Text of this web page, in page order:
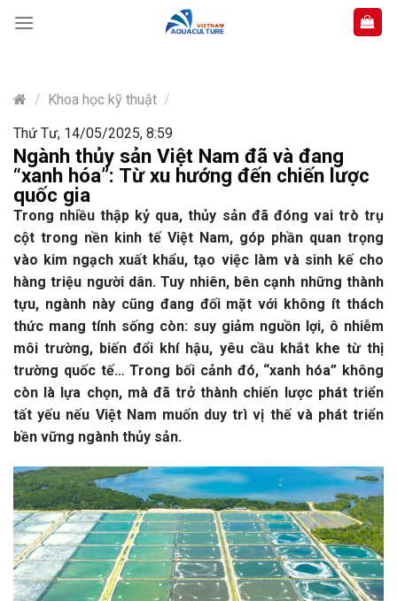
content
/ Khoa học kỹ thuật /
Thứ Tư, 14/05/2025, 8:59
Ngành thủy sản Việt Nam đã và đang
“xanh hóa”: Từ xu hướng đến chiến lược
quốc gia
Trong nhiều thập kỷ qua, thủy sản đã đóng vai trò trụ
cột trong nền kinh tế Việt Nam, góp phần quan trọng
vào kim ngạch xuất khẩu, tạo việc làm và sinh kế cho
hàng triệu người dân. Tuy nhiên, bên cạnh những thành
tựu, ngành này cũng đang đối mặt với không ít thách
thức mang tính sống còn: suy giảm nguồn lợi, ô nhiễm
môi trường, biến đổi khí hậu, yêu cầu khắt khe từ thị
trường quốc tế… Trong bối cảnh đó, “xanh hóa” không
còn là lựa chọn, mà đã trở thành chiến lược phát triển
tất yếu nếu Việt Nam muốn duy trì vị thế và phát triển
bền vững ngành thủy sản.